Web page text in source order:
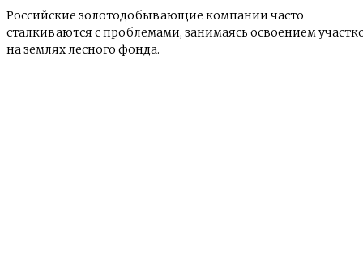
Российские золотодобывающие компании часто
сталкиваются с проблемами, занимаясь освоением
на землях лесного фонда.